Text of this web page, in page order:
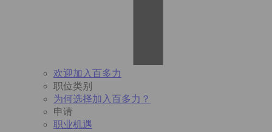
欢迎加入百多力
职位类别
为何选择加入百多力？
申请
职业机遇